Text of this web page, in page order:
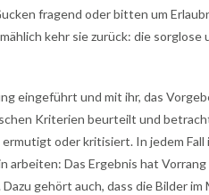
fragend oder bitten um
kehr sie zurück: die sorglose
eingeführt und mit ihr, das
Kriterien beurteilt und
oder kritisiert. In jedem
arbeiten: Das Ergebnis hat Vorrang
gehört auch, dass die Bilder